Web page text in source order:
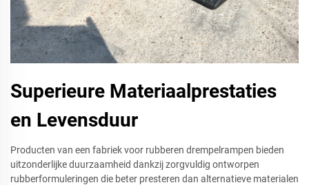
Superieure Materiaalprestaties
en Levensduur
Producten van een fabriek voor rubberen drempelrampen bieden
uitzonderlijke duurzaamheid dankzij zorgvuldig ontworpen
rubberformuleringen die beter presteren dan alternatieve materialen